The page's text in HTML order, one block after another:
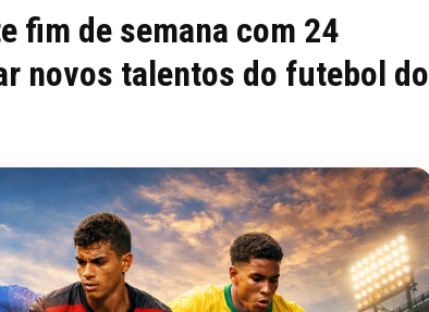
fim de semana com 24
novos talentos do futebol do